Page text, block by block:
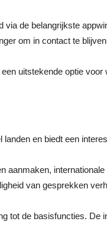
via de belangrijkste
om in contact te
uitstekende optie
en biedt een
aanmaken,
van gesprekken
tot de basisfuncties.